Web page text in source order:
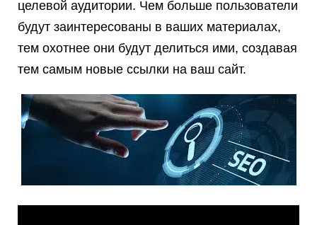
целевой аудитории. Чем больше пользователи
будут заинтересованы в ваших материалах,
тем охотнее они будут делиться ими, создавая
тем самым новые ссылки на ваш сайт.